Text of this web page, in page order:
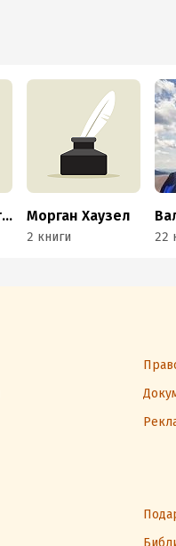
Культур-Мультур Морган Хаузел
2 книги 22